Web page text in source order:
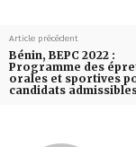
Article précédent
Bénin, BEPC 2022 :
Programme des
orales et sportives
candidats